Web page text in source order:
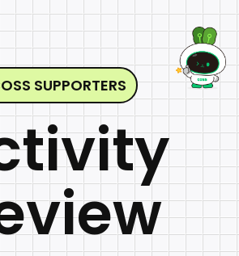
재
분
SUPPORTERS